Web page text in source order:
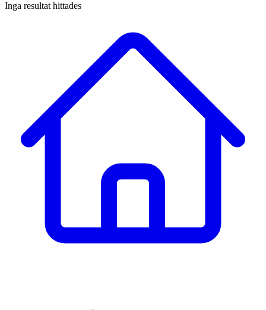
Inga resultat hittades